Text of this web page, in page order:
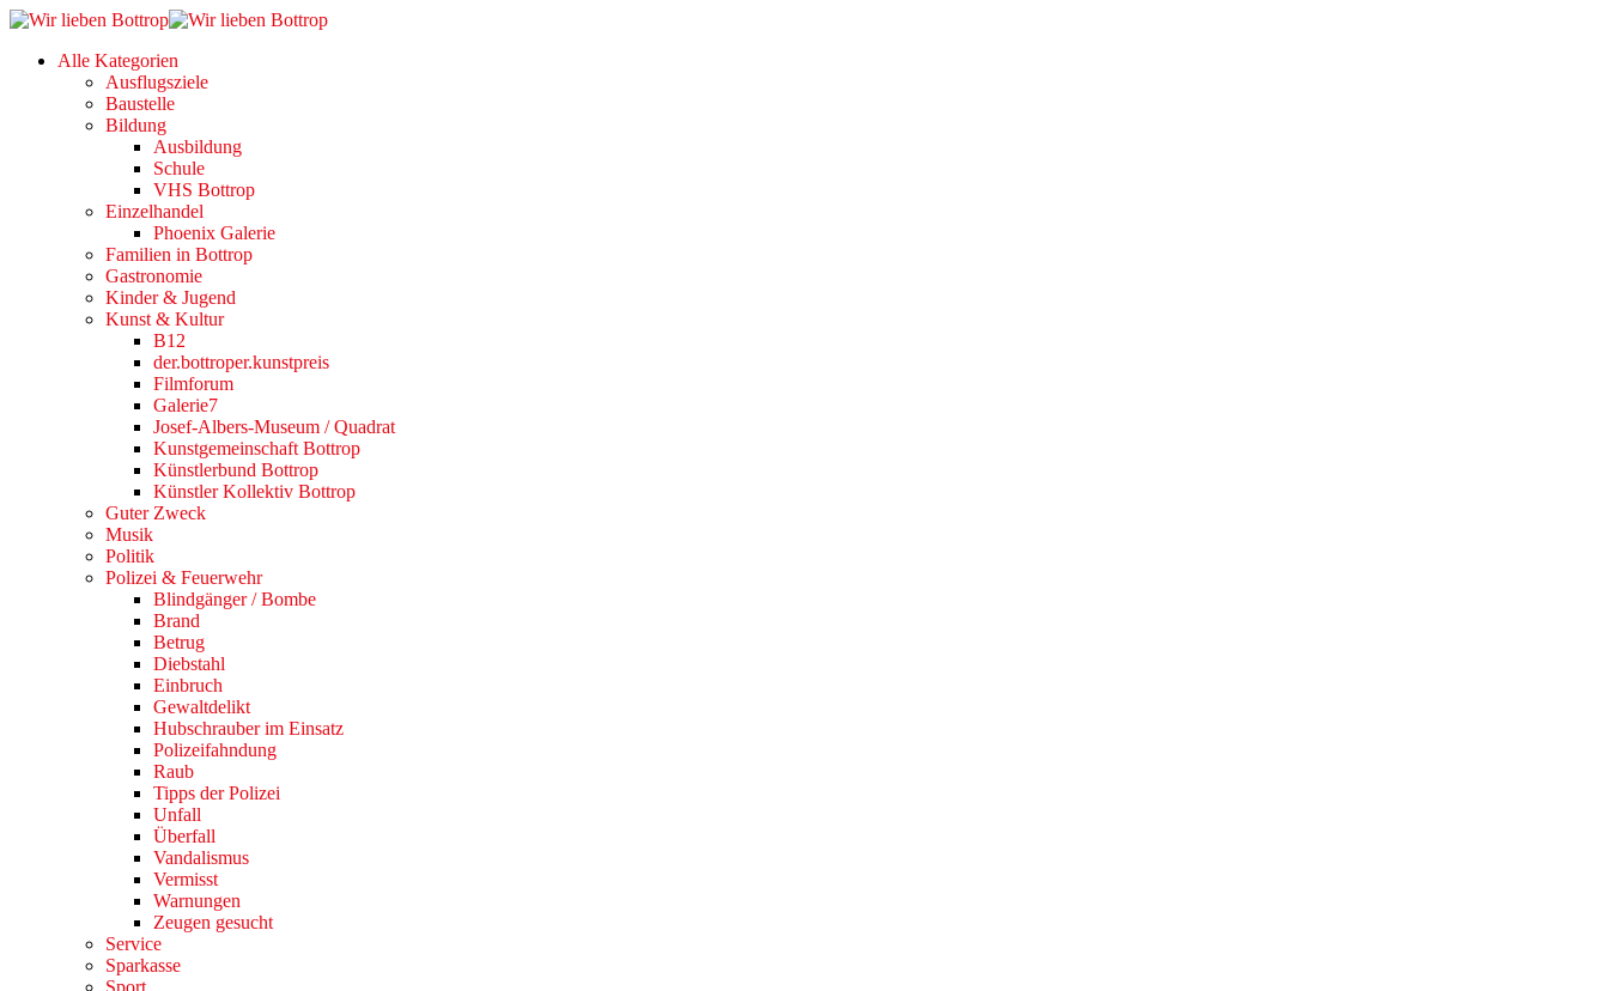
Alle Kategorien
Ausflugsziele
Baustelle
Bildung
Ausbildung
Schule
VHS Bottrop
Einzelhandel
Phoenix Galerie
Familien in Bottrop
Gastronomie
Kinder & Jugend
Kunst & Kultur
B12
der.bottroper.kunstpreis
Filmforum
Galerie7
Josef-Albers-Museum / Quadrat
Kunstgemeinschaft Bottrop
Künstlerbund Bottrop
Künstler Kollektiv Bottrop
Guter Zweck
Musik
Politik
Polizei & Feuerwehr
Blindgänger / Bombe
Brand
Betrug
Diebstahl
Einbruch
Gewaltdelikt
Hubschrauber im Einsatz
Polizeifahndung
Raub
Tipps der Polizei
Unfall
Überfall
Vandalismus
Vermisst
Warnungen
Zeugen gesucht
Service
Sparkasse
Sport